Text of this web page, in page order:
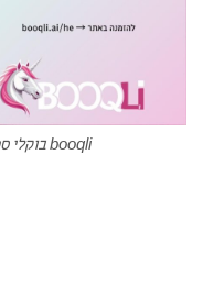
booqli בוקלי ספרים בהתאמה אישית לילדים